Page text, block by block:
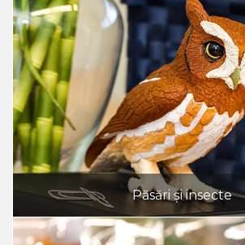
Păsări și insecte